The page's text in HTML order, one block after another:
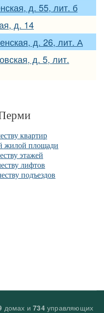
д. 55, лит. б
д. 14
д. 26, лит. А
д. 5, лит.
квартир
жилой площади
этажей
лифтов
подъездов
домах и734управляющих